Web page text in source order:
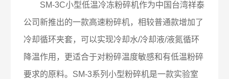
SM-3C小型低温冷冻粉碎机作为中国台湾祥泰
公司新推出的一款高速粉碎机，相较普通款增加了
冷却循环夹套，可以实现冷却水/冷却液/液氮循环
降温作用，更适合于对粉碎温度敏感和有低温粉碎
要求的原料。SM-3系列小型粉碎机是一款实验室